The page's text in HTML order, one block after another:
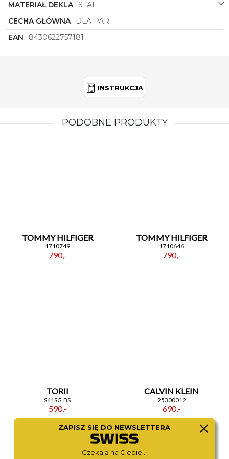
MATERIAŁ DEKLA STAL
CECHA GŁÓWNA
DLA PAR
EAN
8430622757181
INSTRUKCJA
PODOBNE PRODUKTY
TOMMY HILFIGER
1710749
790,-
TOMMY HILFIGER
1710646
790,-
TORII
S41SG.BS
590,-
CALVIN KLEIN
25300012
690,-
ZAPISZ SIĘ DO NEWSLETTERA
Czekają na Ciebie...